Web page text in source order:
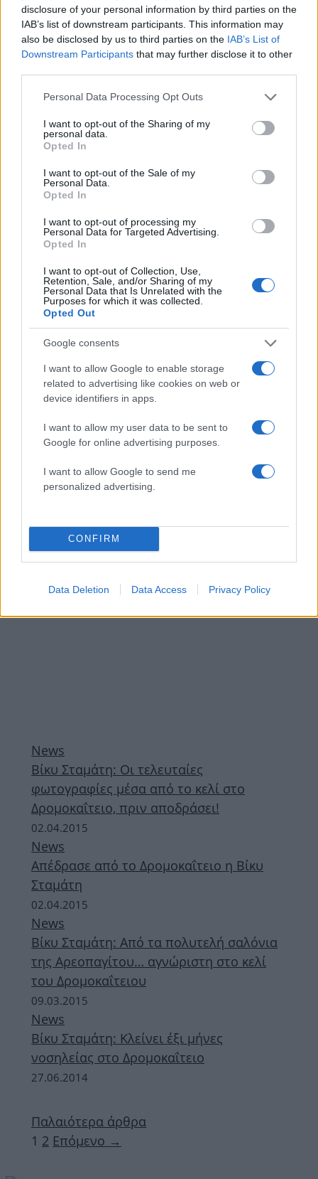
disclosure of your personal information by third parties on the
IAB’s list of downstream participants. This information may
also be disclosed by us to third parties on the IAB’s List of
Downstream Participants that may further disclose it to other
Please note that this website/app uses one or more Google
not limited to your visit or usage behaviour. You may click to
grant or deny consent to Google and its third-party tags to
use your data for below specified purposes in below Google
consent section.
Personal Data Processing Opt Outs
I want to opt-out of the Sharing of my
personal data.
Opted In
I want to opt-out of the Sale of my
Personal Data.
Opted In
I want to opt-out of processing my
Personal Data for Targeted Advertising.
Opted In
I want to opt-out of Collection, Use,
Retention, Sale, and/or Sharing of my
Personal Data that Is Unrelated with the
Purposes for which it was collected.
Opted Out
Google consents
I want to allow Google to enable storage
related to advertising like cookies on web or
device identifiers in apps.
I want to allow my user data to be sent to
Google for online advertising purposes.
I want to allow Google to send me
personalized advertising.
CONFIRM
Data Deletion Data Access Privacy Policy
News
Σπάει τη σιωπή της η ηθοποιός που
έστησαν πλεκτάνη”
01.11.2016
News
Βίκυ Σταμάτη: Βγήκε από το
15.10.2015
News
Οι ανέσεις της Βίκυς Σταμάτη στο
Δρομοκαΐτειο – Έκανε βόλτες με τον Άκη
06.04.2015
News
ότι δεν υπήρχε σχέδιο απόδρασης
04.04.2015
News
Ποιος κρύβει τη Βίκυ Σταμάτη; Βίντεο
ΔΙΑΦΗΜΙΣΗ
News
Βίκυ Σταμάτη: Οι τελευταίες
φωτογραφίες μέσα από το κελί στο
Δρομοκαΐτειο, πριν αποδράσει!
02.04.2015
News
Απέδρασε από το Δρομοκαΐτειο η Βίκυ
Σταμάτη
02.04.2015
News
Βίκυ Σταμάτη: Από τα πολυτελή σαλόνια
της Αρεοπαγίτου… αγνώριστη στο κελί
του Δρομοκαΐτειου
09.03.2015
News
Βίκυ Σταμάτη: Κλείνει έξι μήνες
νοσηλείας στο Δρομοκαΐτειο
27.06.2014
Παλαιότερα άρθρα
Σελίδα
1 Σελίδα
2 Επόμενο →